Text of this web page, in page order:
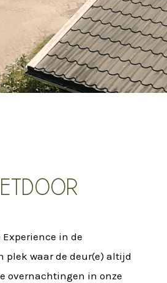
in de
plek waar de deur(e) altijd
overnachtingen in onze